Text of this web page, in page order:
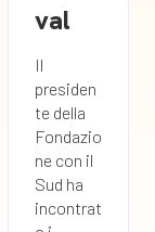
val
Il
presiden
te della
Fondazio
ne con il
Sud ha
incontrat